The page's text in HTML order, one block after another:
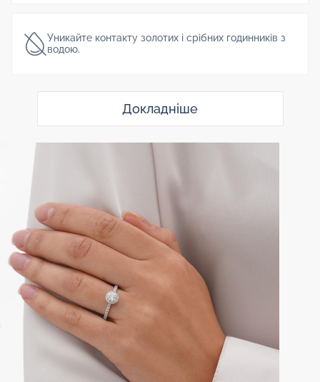
Уникайте контакту золотих і срібних годинників з
водою.
Докладніше